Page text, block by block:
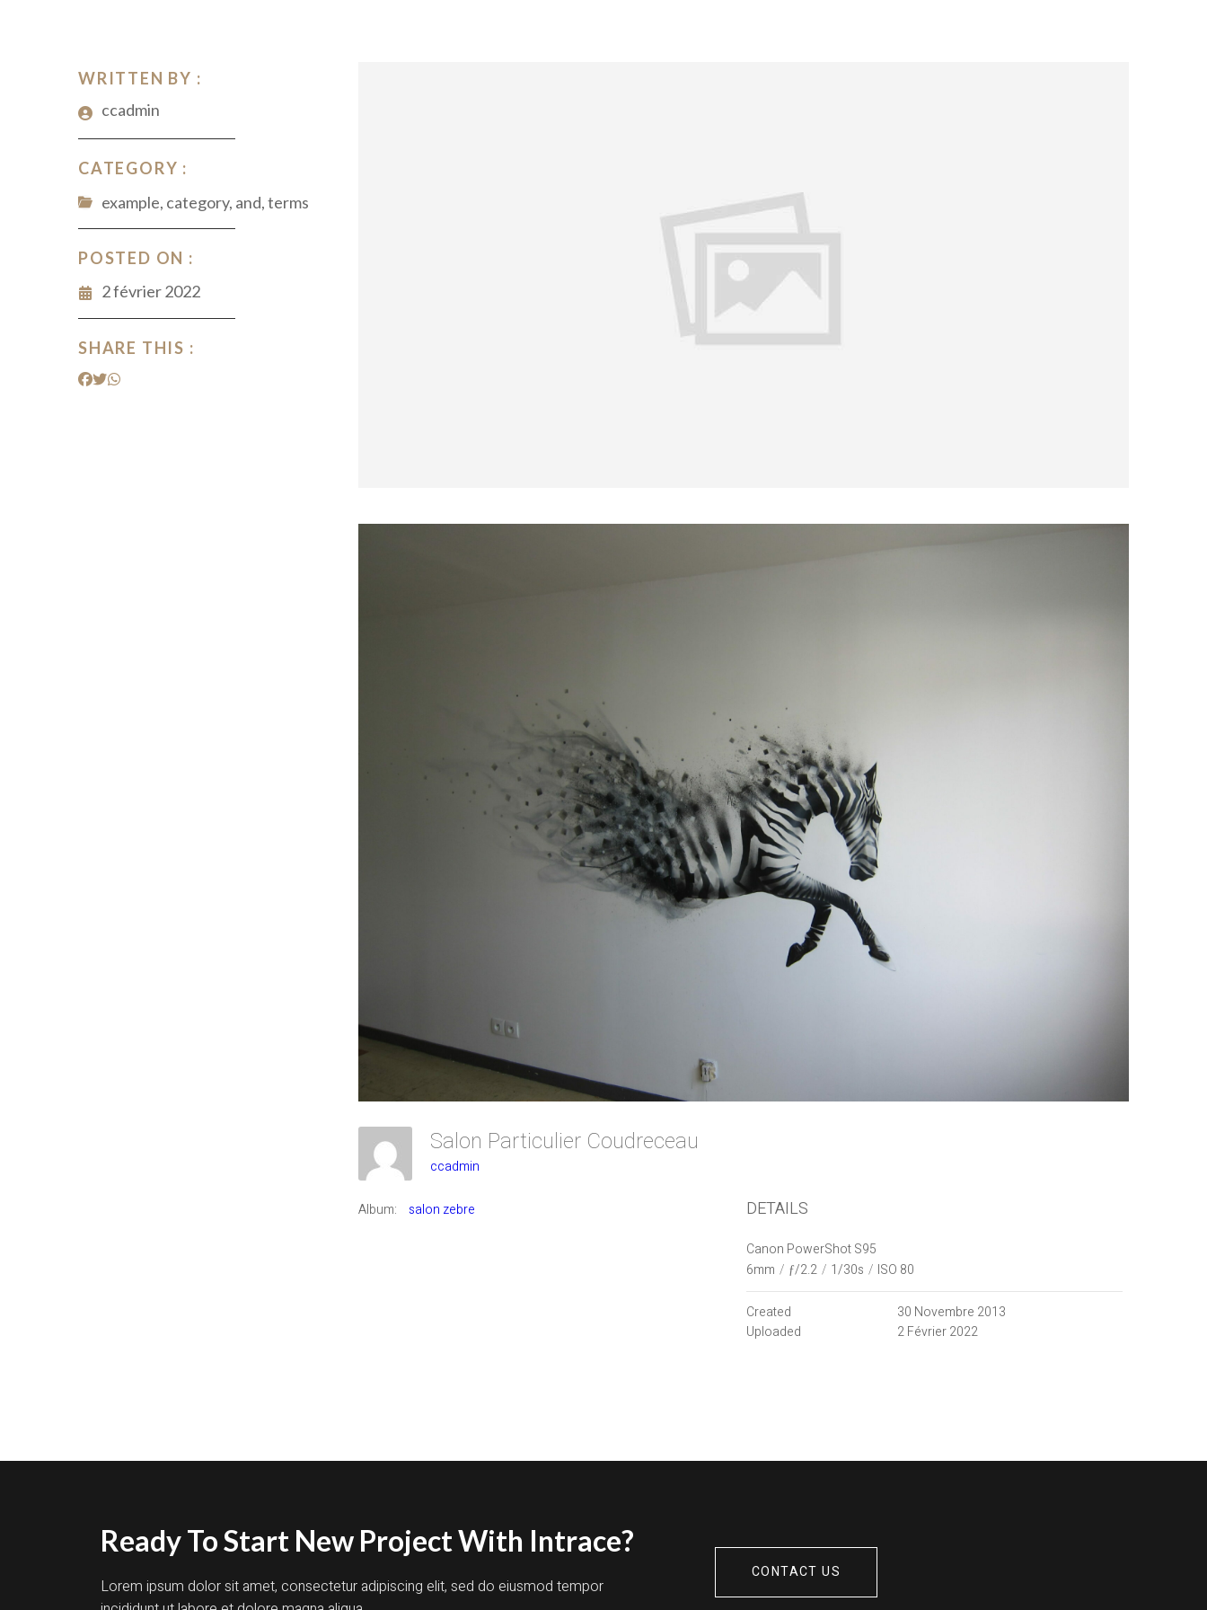
WRITTEN BY :
ccadmin
CATEGORY :
example, category, and, terms
POSTED ON :
2 février 2022
SHARE THIS :
Salon Particulier Coudreceau
ccadmin
Album: salon zebre DETAILS
Canon PowerShot S95
6mm / ƒ/2.2 / 1/30s / ISO 80
Created
30 Novembre 2013
Uploaded
2 Février 2022
Ready To Start New Project With Intrace?
Lorem ipsum dolor sit amet, consectetur adipiscing elit, sed do eiusmod tempor
CONTACT US